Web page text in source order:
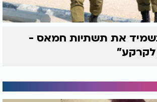
את תשתיות חמאס -